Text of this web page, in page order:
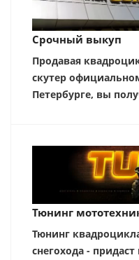
Срочный выкуп
Продавая
скутер
Петербурге, вы
Тюнинг
Тюнинг
снегохода -